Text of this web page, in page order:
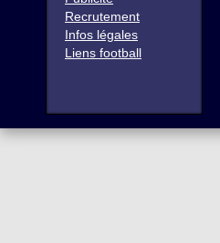
Recrutement
Infos légales
Liens football